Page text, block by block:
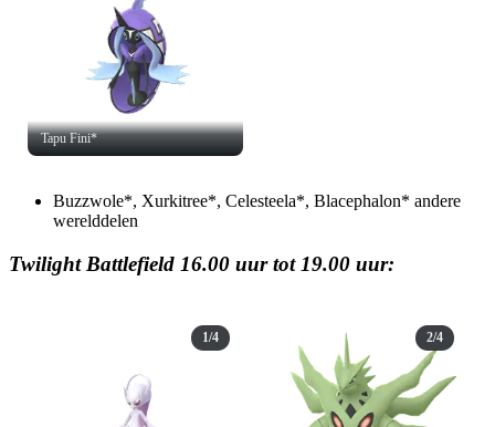
Tapu Fini*
Buzzwole*, Xurkitree*, Celesteela*, Blacephalon* andere
werelddelen
Twilight Battlefield 16.00 uur tot 19.00 uur:
1/4 2/4